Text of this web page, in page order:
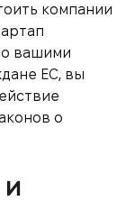
компании
вашими
ЕС, вы
о
и